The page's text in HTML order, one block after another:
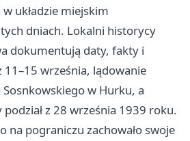
układzie miejskim
dniach. Lokalni historycy
dokumentują daty, fakty i
11–15 września, lądowanie
Sosnkowskiego w Hurku, a
z 28 września 1939 roku.
na pograniczu zachowało swoje